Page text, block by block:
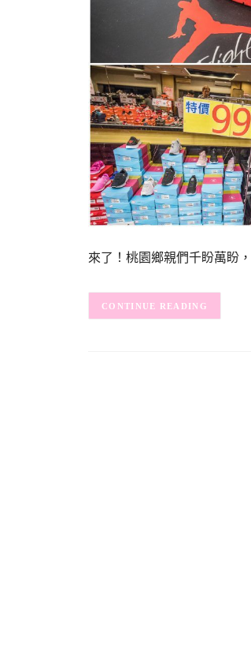
來了！桃園鄉親們千盼萬盼
CONTINUE READING